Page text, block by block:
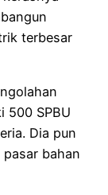
terbesar
500 SPBU
Dia pun
bahan